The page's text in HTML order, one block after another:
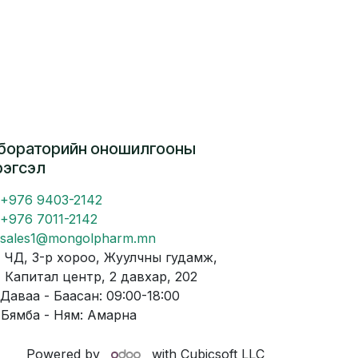
оношилгооны
+976 9403-2142
+976 7011-2142
sales1@mongolpharm.mn
3-р хороо, Жуулчны гудамж,
центр, 2 давхар, 202
- Баасан: 09:00-18:00
- Ням: Амарна
Powered by with Cubicsoft LLC